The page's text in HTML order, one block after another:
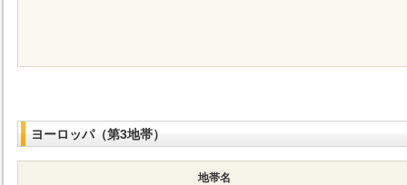
ヨーロッパ（第3地帯）
地帯名